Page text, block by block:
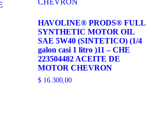
HAVOLINE® PRODS® FULL
SYNTHETIC MOTOR OIL
SAE 5W40 (SINTETICO) (1/4
galon casi 1 litro )11 – CHE
223504482 ACEITE DE
MOTOR CHEVRON
$ 16.300,00